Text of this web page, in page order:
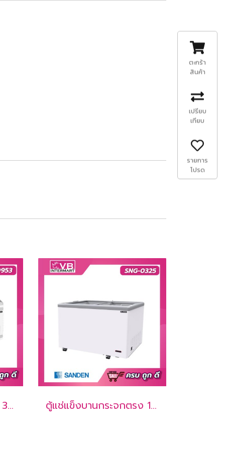
ตู้แช่แข็งบานกระจกโค้ง 33.9 คิว [SNC-0953] ตู้แช่แข็งบานกระจกตรง 10.6 คิว [SNG-0325]
ตะกร้า
สินค้า
เปรียบ
เทียบ
รายการ
โปรด